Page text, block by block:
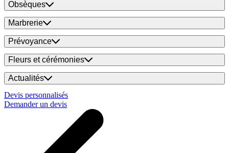
Obsèques
Marbrerie
Prévoyance
Fleurs et cérémonies
Actualités
Devis personnalisés
Demander un devis